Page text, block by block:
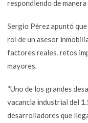
respondiendo de
Sergio Pérez apuntó
rol de un asesor
factores reales, retos
mayores.
“Uno de los grandes
vacancia industrial del
desarrolladores que